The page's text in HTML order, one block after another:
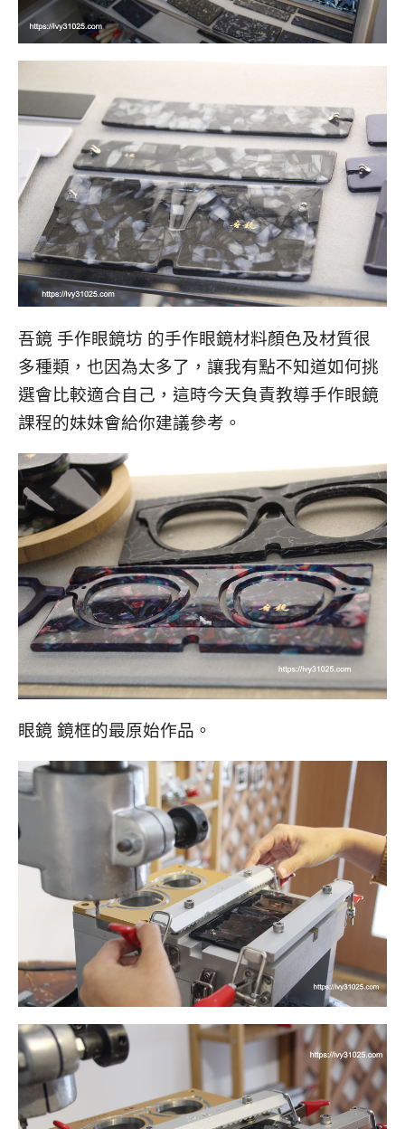
吾鏡 手作眼鏡坊 的手作眼鏡材料顏色及材質很
多種類，也因為太多了，讓我有點不知道如何挑
選會比較適合自己，這時今天負責教導手作眼鏡
課程的妹妹會給你建議參考。
眼鏡 鏡框的最原始作品。